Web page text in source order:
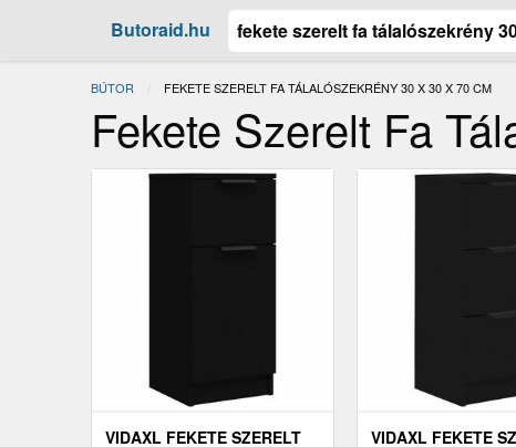
Butoraid.hu
BÚTOR JELENLEGI:
FEKETE SZERELT FA TÁLALÓSZEKRÉNY 30 X 30 X 70 CM
Fekete Szerelt Fa
VIDAXL FEKETE SZERELT
VIDAXL FEKETE